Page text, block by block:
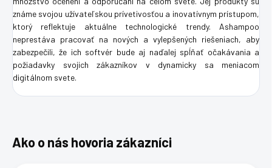
známe svojou užívateľskou prívetivosťou a inovatívnym prístupom,
ktorý reflektuje aktuálne technologické trendy. Ashampoo
neprestáva pracovať na nových a vylepšených riešeniach, aby
zabezpečili, že ich softvér bude aj naďalej spĺňať očakávania a
požiadavky svojich zákazníkov v dynamicky sa meniacom
digitálnom svete.